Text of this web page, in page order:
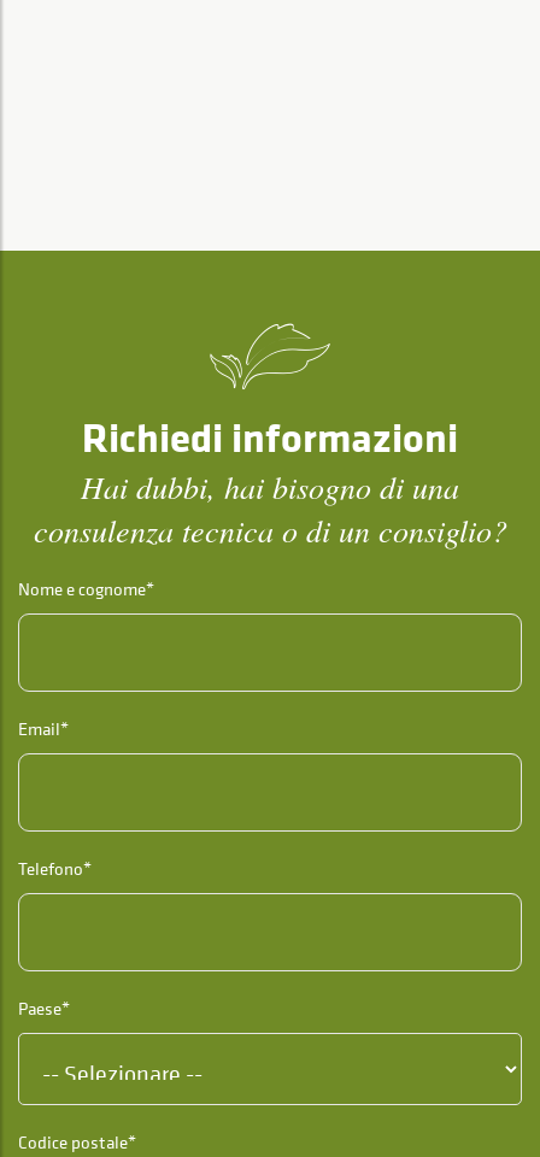
Richiedi informazioni
Hai dubbi, hai bisogno di una
consulenza tecnica o di un consiglio?
Nome e cognome*
Email*
Telefono*
Paese*
Codice postale*